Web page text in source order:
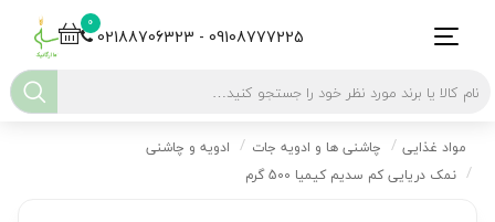
0
02188706323 - 09108777225
مواد غذایی چاشنی ها و ادویه جات
ادویه و چاشنی
نمک دریایی کم سدیم کیمیا 500 گرم